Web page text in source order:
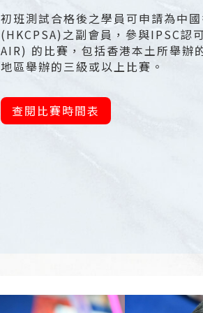
初班測試合格後之學員可申請為中
(HKCPSA)之副會員，參與IPSC認
AIR) 的比賽，包括香港本土所舉辦
地區舉辦的三級或以上比賽。
查閱比賽時間表